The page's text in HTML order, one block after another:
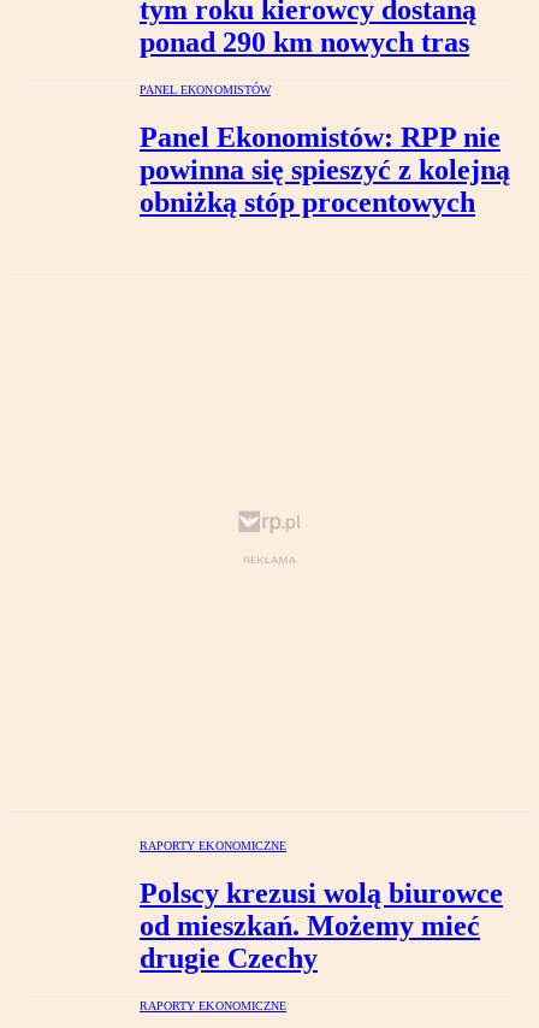
tym roku kierowcy dostaną
ponad 290 km nowych tras
PANEL EKONOMISTÓW
Panel Ekonomistów: RPP nie
powinna się spieszyć z kolejną
obniżką stóp procentowych
RAPORTY EKONOMICZNE
Polscy krezusi wolą biurowce
od mieszkań. Możemy mieć
drugie Czechy
RAPORTY EKONOMICZNE